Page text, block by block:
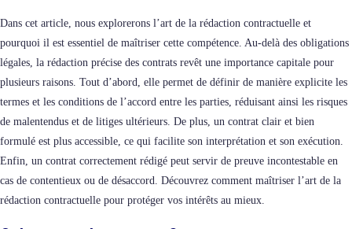
Dans cet article, nous explorerons l’art de la rédaction contractuelle et
pourquoi il est essentiel de maîtriser cette compétence. Au-delà des obligations
légales, la rédaction précise des contrats revêt une importance capitale pour
plusieurs raisons. Tout d’abord, elle permet de définir de manière explicite les
termes et les conditions de l’accord entre les parties, réduisant ainsi les risques
de malentendus et de litiges ultérieurs. De plus, un contrat clair et bien
formulé est plus accessible, ce qui facilite son interprétation et son exécution.
Enfin, un contrat correctement rédigé peut servir de preuve incontestable en
cas de contentieux ou de désaccord. Découvrez comment maîtriser l’art de la
rédaction contractuelle pour protéger vos intérêts au mieux.